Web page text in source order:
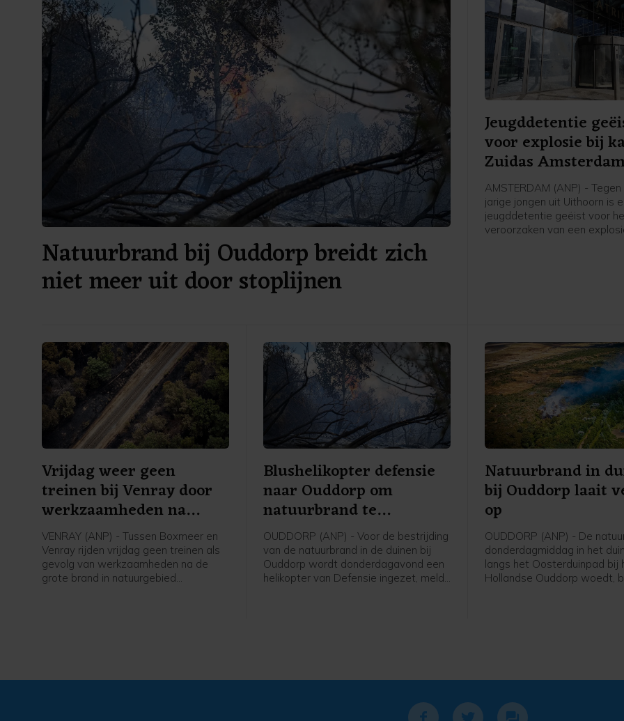
Natuurbrand bij Ouddorp breidt zich
niet meer uit door stoplijnen
Jeugddetentie
voor explosie bij
Zuidas
AMSTERDAM (ANP) -
jarige jongen uit Uithoorn is
jeugddetentie geëist voor
veroorzaken van een
Vrijdag weer geen
treinen bij Venray door
werkzaamheden na
brand
VENRAY (ANP) - Tussen Boxmeer en
Venray rijden vrijdag geen treinen als
gevolg van werkzaamheden na de
grote brand in natuurgebied
Blushelikopter defensie
naar Ouddorp om
natuurbrand te
bestrijden
OUDDORP (ANP) - Voor de bestrijding
van de natuurbrand in de duinen bij
Ouddorp wordt donderdagavond een
helikopter van Defensie ingezet, meldt
Natuurbrand in
bij Ouddorp laait
op
OUDDORP (ANP) - De
donderdagmiddag in het
langs het Oosterduinpad bij
Hollandse Ouddorp woedt,